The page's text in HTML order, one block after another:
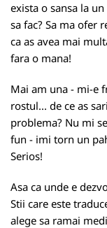
exista o sansa la
sa fac? Sa ma ofer
ca as avea mai
fara o mana!
Mai am una - mi-e
rostul... de ce as
problema? Nu mi
fun - imi torn un
Serios!
Asa ca unde e
Stii care este
alege sa ramai